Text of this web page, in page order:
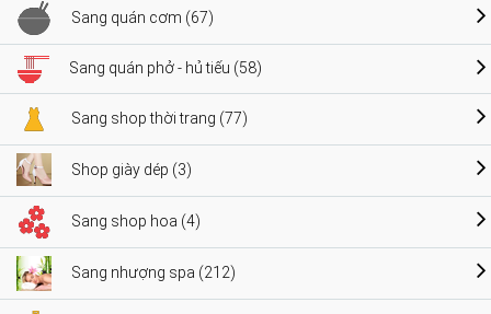
Sang quán cơm (67)
Sang quán phở - hủ tiếu (58)
Sang shop thời trang (77)
Shop giày dép (3)
Sang shop hoa (4)
Sang nhượng spa (212)